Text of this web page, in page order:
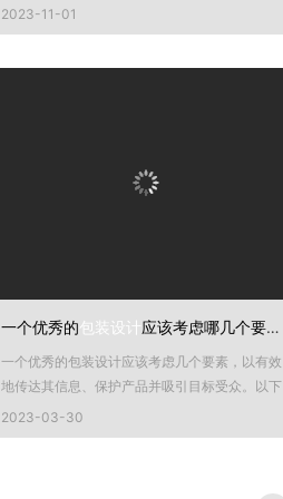
2023-11-01
一个优秀的包装设计应该考虑哪几个要素？
一个优秀的包装设计应该考虑几个要素，以有效
地传达其信息、保护产品并吸引目标受众。以下
是一些需要考虑的关键因素：...
2023-03-30